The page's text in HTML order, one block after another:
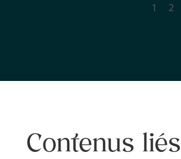
1 2
Contenus liés